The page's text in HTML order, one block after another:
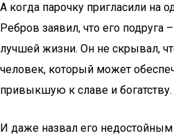
А когда парочку пригласили на
Ребров заявил, что его подруга
лучшей жизни. Он не скрывал,
человек, который может
привыкшую к славе и богатству.
И даже назвал его недостойным